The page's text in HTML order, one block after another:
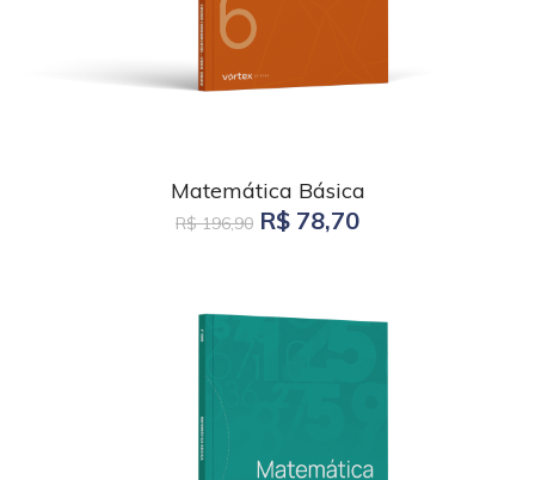
Matemática Básica
R$ 196,90 R$ 78,70